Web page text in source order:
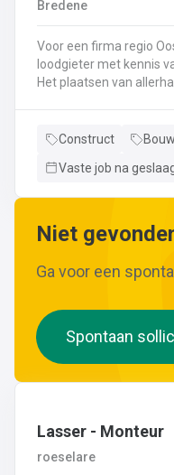
wijzigingen aan
Bredene
Voor een firma regio
loodgieter met kennis van
Het plaatsen van
sanitaire toestellenBij
Neem gerust de
Construct Bouw
Vaste job na
Niet
Ga voor een
Spontaan
Lasser - Monteur
roeselare